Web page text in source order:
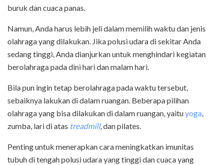
buruk dan cuaca panas.
Namun, Anda harus lebih jeli dalam memilih waktu dan jenis
olahraga yang dilakukan. Jika polusi udara di sekitar Anda
sedang tinggi, Anda dianjurkan untuk menghindari kegiatan
berolahraga pada dini hari dan malam hari.
Bila pun ingin tetap berolahraga pada waktu tersebut,
sebaiknya lakukan di dalam ruangan. Beberapa pilihan
olahraga yang bisa dilakukan di dalam ruangan, yaituyoga
zumba, lari di atas treadmill, dan pilates.
Penting untuk menerapkan cara meningkatkan imunitas
tubuh di tengah polusi udara yang tinggi dan cuaca yang